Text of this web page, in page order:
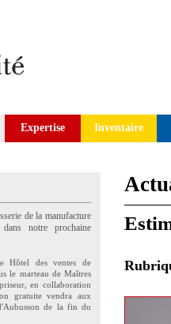
Expertise Inventaire
de la manufacture
notre prochaine
Hôtel des ventes de
le marteau de Maîtres
en collaboration
gratuite vendra aux
de la fin du